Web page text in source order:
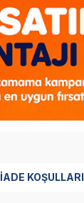
İADE KOŞULLARI